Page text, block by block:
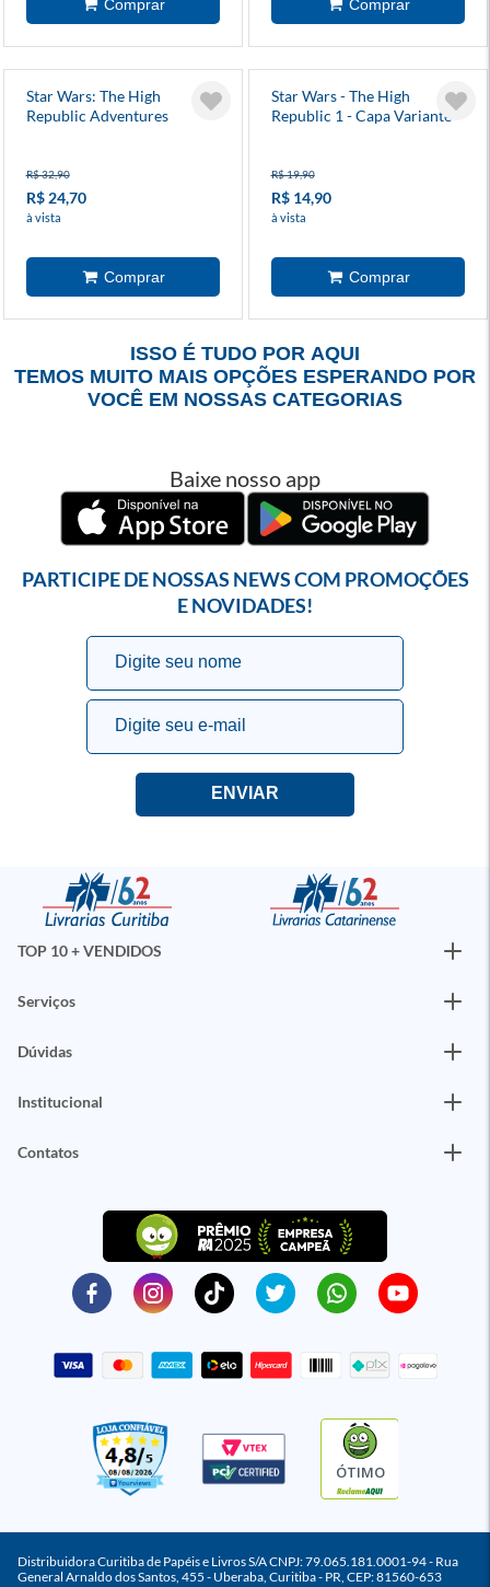
Star Wars: The High
Republic Adventures
R$ 32,90
R$ 24,70
à vista
Star Wars - The High
Republic 1 - Capa Variante
R$ 19,90
R$ 14,90
à vista
ISSO É TUDO POR AQUI
TEMOS MUITO MAIS OPÇÕES ESPERANDO POR
VOCÊ EM NOSSAS CATEGORIAS
Baixe nosso app
PARTICIPE DE NOSSAS NEWS COM PROMOÇÕES
E NOVIDADES!
TOP 10 + VENDIDOS
Serviços
Dúvidas
Institucional
Contatos
ÓTIMO
Distribuidora Curitiba de Papéis e Livros S/A CNPJ: 79.065.181.0001-94 - Rua
General Arnaldo dos Santos, 455 - Uberaba, Curitiba - PR, CEP: 81560-653